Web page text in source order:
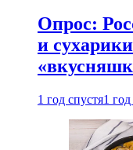
Опрос:
и
1 год спустя1